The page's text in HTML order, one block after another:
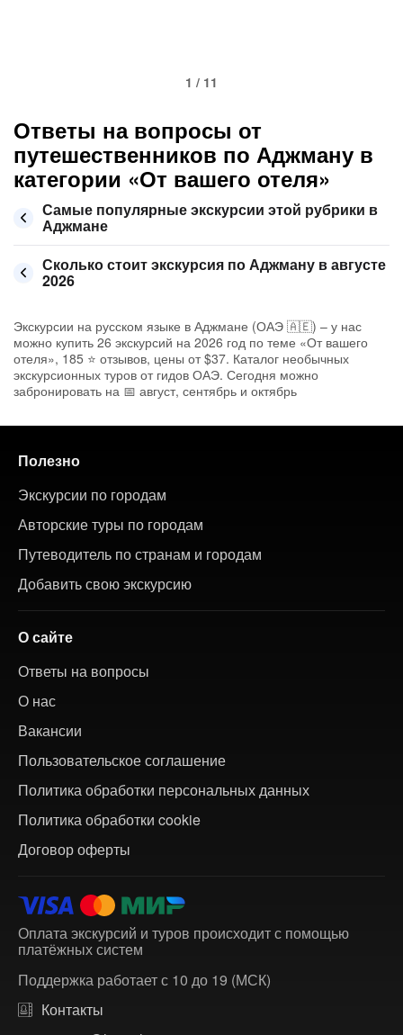
1 / 11
Ответы на вопросы от
путешественников по Аджману в
категории «От вашего отеля»
Самые популярные экскурсии этой рубрики в
Аджмане
Сколько стоит экскурсия по Аджману в августе
2026
Экскурсии на русском языке в Аджмане (ОАЭ 🇦🇪) – у нас
можно купить 26 экскурсий на 2026 год по теме «От вашего
отеля», 185 ⭐ отзывов, цены от $37. Каталог необычных
экскурсионных туров от гидов ОАЭ. Сегодня можно
забронировать на 📅 август, сентябрь и октябрь
Полезно
Экскурсии по городам
Авторские туры по городам
Путеводитель по странам и городам
Добавить свою экскурсию
О сайте
Ответы на вопросы
О нас
Вакансии
Пользовательское соглашение
Политика обработки персональных данных
Политика обработки cookie
Договор оферты
Оплата экскурсий и туров происходит с помощью
платёжных систем
Поддержка работает с 10 до 19 (МСК)
Контакты